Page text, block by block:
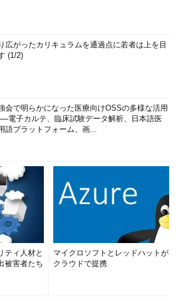
広がったカリキュラムを通過点に若者は上を目
(1/2)
会で明らかになった医療向けOSSの多様な活用
電子カルテ、臨床試験データ解析、日本語医
語プラットフォーム、画...
ティ人材と
被害者たち
マイクロソフトとレッドハットが
クラウドで提携